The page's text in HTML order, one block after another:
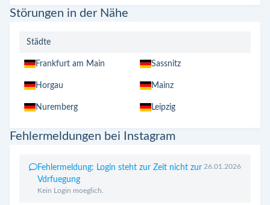
Störungen in der Nähe
Städte
Frankfurt am Main Sassnitz
Horgau Mainz
Nuremberg Leipzig
Fehlermeldungen bei Instagram
Fehlermeldung: Login steht zur Zeit nicht zur
Vdrfuegung
Kein Login moeglich.
26.01.2026